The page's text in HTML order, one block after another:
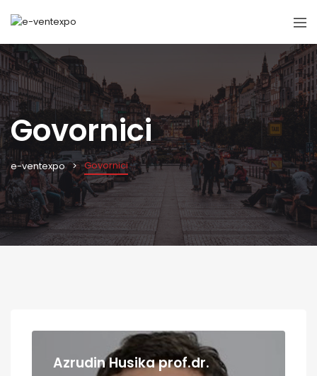
Govornici
e-ventexpo Govornici
Azrudin Husika prof.dr.